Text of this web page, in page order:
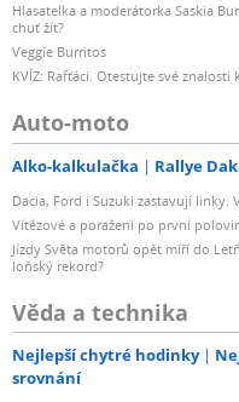
Hlasatelka a moderátorka Saskia
chuť žít?
Veggie Burritos
KVÍZ: Rafťáci. Otestujte své
Auto-moto
Alko-kalkulačka Rallye
Dacia, Ford i Suzuki zastavují
Vítězové a poražení po první
Jízdy Světa motorů opět míří do
loňský rekord?
Věda a technika
Nejlepší chytré hodinky
srovnání